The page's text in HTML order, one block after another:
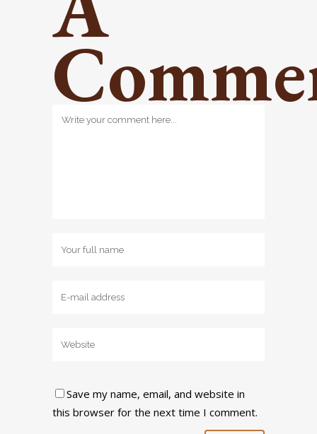
Save my name, email, and website in
this browser for the next time I comment.